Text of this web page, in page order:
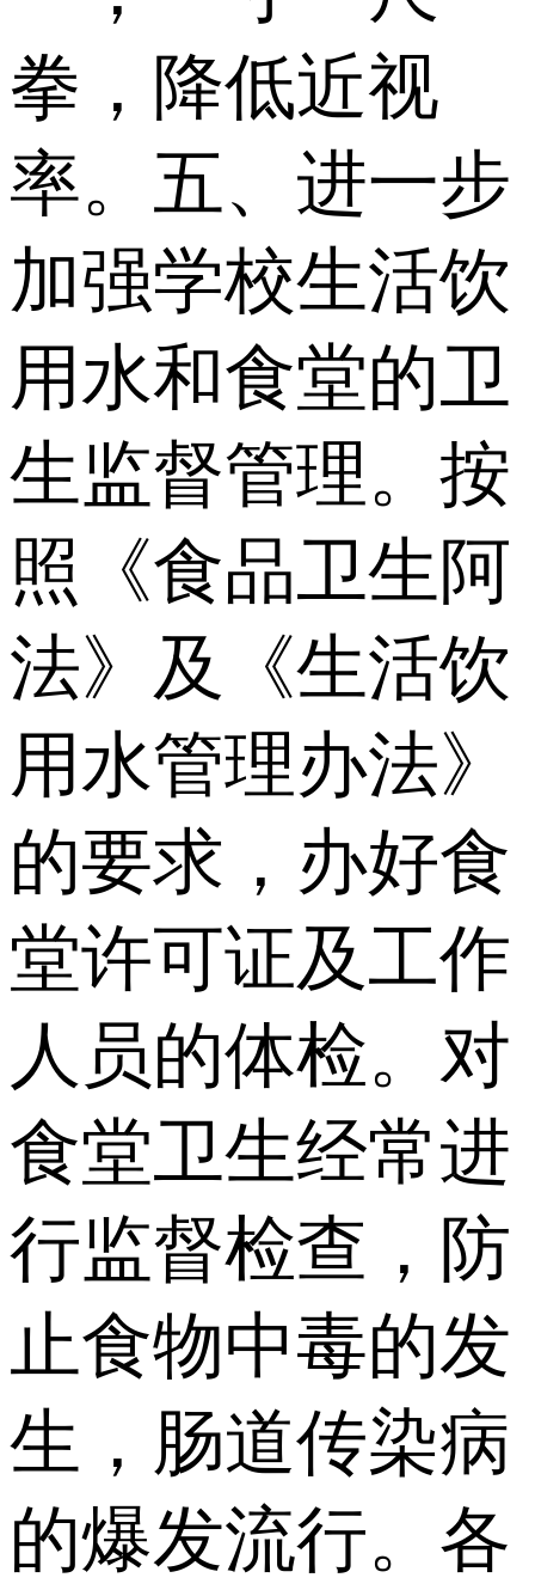
拳，降低近视
率。五、进一步
加强学校生活饮
用水和食堂的卫
生监督管理。按
照《食品卫生阿
法》及《生活饮
用水管理办法》
的要求，办好食
堂许可证及工作
人员的体检。对
食堂卫生经常进
行监督检查，防
止食物中毒的发
生，肠道传染病
的爆发流行。各